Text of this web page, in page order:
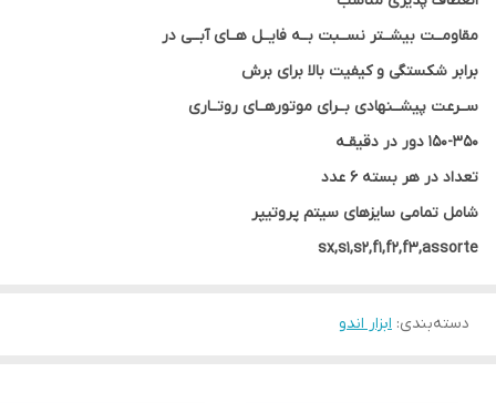
مقاومــت بیشــتر نســبت بــه فایــل هــای آبــی در
برابر شکستگی و کیفیت بالا برای برش
ســرعت پیشــنهادی بــرای موتورهــای روتــاری
۱۵۰-۳۵۰ دور در دقیقـه
تعداد در هر بسته ۶ عدد
شامل تمامی سایزهای سیتم پروتیپر
sx,s1,s2,f1,f2,f3,assorte
دسته‌بندی: ابزار اندو